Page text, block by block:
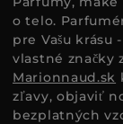
o telo.
pre Vašu krásu
vlastné značky
Marionnaud.sk
zľavy, objaviť
bezplatných